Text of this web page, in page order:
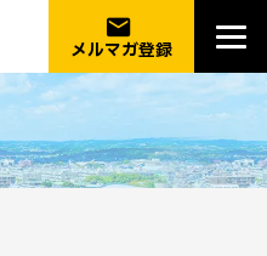
email
メルマガ登録